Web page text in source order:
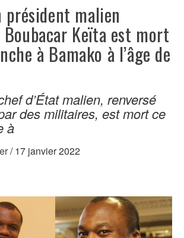
président malien
Keïta est mort
à Bamako à l’âge de
d’État malien, renversé
des militaires, est mort ce
à
/ 17 janvier 2022